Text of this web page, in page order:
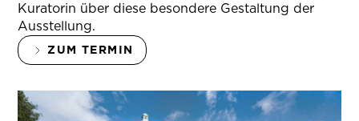
Kuratorin über diese besondere Gestaltung der
Ausstellung.
ZUM TERMIN